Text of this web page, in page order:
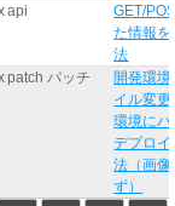
api
GET/
た情報
法
patch パッチ
開発環
イル変
環境に
デプロ
法（画像
ず）